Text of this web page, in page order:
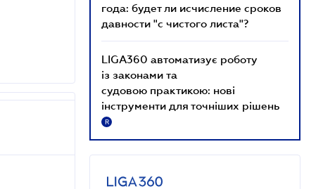
года: будет ли исчисление сроков
давности "с чистого листа"?
LIGA360 автоматизує роботу
із законами та
судовою практикою: нові
інструменти для точніших рішень
R